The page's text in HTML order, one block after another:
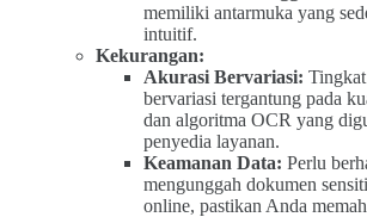
memiliki antarmuka yang
intuitif.
Kekurangan:
Akurasi Bervariasi:
bervariasi tergantung pada
dan algoritma OCR yang
penyedia layanan.
Keamanan Data: Perlu
mengunggah dokumen
online, pastikan Anda